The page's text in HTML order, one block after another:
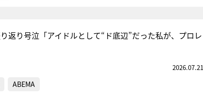
返り号泣「アイドルとして“ド底辺”だった私が、プロレ
2026.07.21
ABEMA